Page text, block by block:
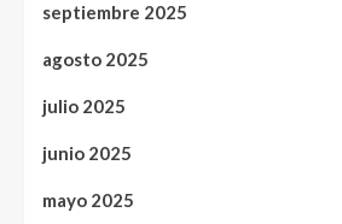
septiembre 2025
agosto 2025
julio 2025
junio 2025
mayo 2025